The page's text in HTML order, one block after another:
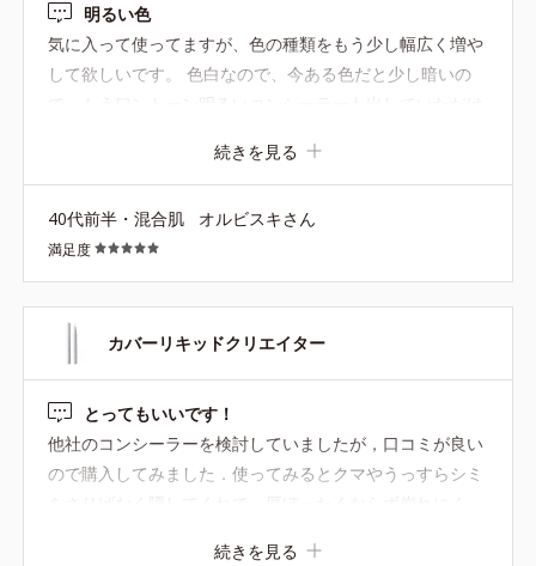
明るい色
気に入って使ってますが、色の種類をもう少し幅広く増や
して欲しいです。 色白なので、今ある色だと少し暗いの
続きを見る
40代前半・混合肌 オルビスキさん
満足度
カバーリキッドクリエイター
とってもいいです！
他社のコンシーラーを検討していましたが，口コミが良い
ので購入してみました．使ってみるとクマやうっすらシミ
続きを見る